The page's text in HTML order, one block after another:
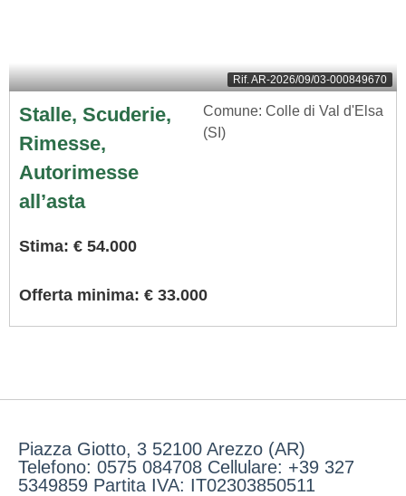
Rif.AR-2026/09/03-000849670
Stalle, Scuderie,
Rimesse,
Autorimesse
all’asta
Comune: Colle di Val d'Elsa
(SI)
Stima: € 54.000
Offerta minima: € 33.000
Piazza Giotto, 3 52100 Arezzo (AR)
Telefono: 0575 084708 Cellulare: +39 327
5349859 Partita IVA: IT02303850511